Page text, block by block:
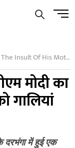
Menu
Never Thought That My Mother Was Abused
मोदी का
गालियां
दरभंगा में हुई एक